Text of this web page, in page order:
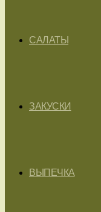
САЛАТЫ
ЗАКУСКИ
ВЫПЕЧКА